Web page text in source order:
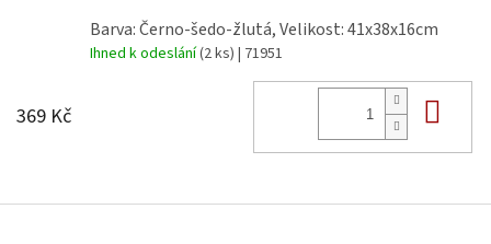
Barva: Černo-šedo-žlutá, Velikost: 41x38x16cm
Ihned k odeslání(2 ks) | 71951
369 Kč
Z